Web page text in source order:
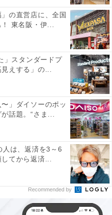
の直営店に、全国
東名阪・伊...
」スタンダードプ
えする」の...
」ダイソーのポッ
話題。“さま...
人は、返済を3～6
てから返済...
Recommended by